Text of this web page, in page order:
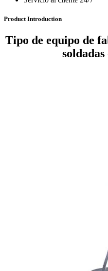
Product Introduction
Tipo de equipo de